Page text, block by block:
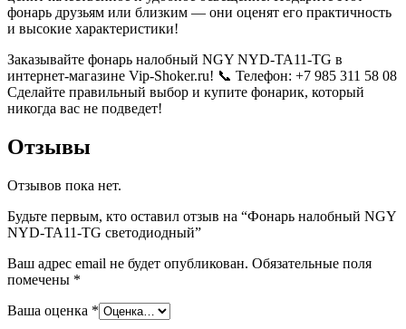
фонарь друзьям или близким — они оценят его практичность
и высокие характеристики!
Заказывайте фонарь налобный NGY NYD-TA11-TG в
интернет-магазине Vip-Shoker.ru! 📞 Телефон: +7 985 311 58 08
Сделайте правильный выбор и купите фонарик, который
никогда вас не подведет!
Отзывы
Отзывов пока нет.
Будьте первым, кто оставил отзыв на “Фонарь налобный NGY
NYD-TA11-TG светодиодный”
Ваш адрес email не будет опубликован. Обязательные поля
помечены *
Ваша оценка *